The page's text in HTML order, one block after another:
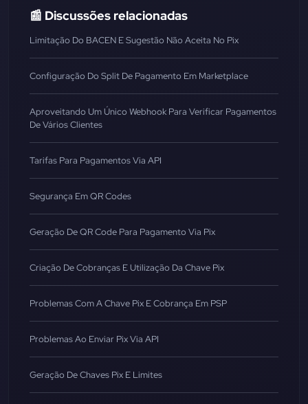
📰 Discussões relacionadas
Limitação Do BACEN E Sugestão Não Aceita No Pix
Configuração Do Split De Pagamento Em Marketplace
Aproveitando Um Único Webhook Para Verificar Pagamentos
De Vários Clientes
Tarifas Para Pagamentos Via API
Segurança Em QR Codes
Geração De QR Code Para Pagamento Via Pix
Criação De Cobranças E Utilização Da Chave Pix
Problemas Com A Chave Pix E Cobrança Em PSP
Problemas Ao Enviar Pix Via API
Geração De Chaves Pix E Limites